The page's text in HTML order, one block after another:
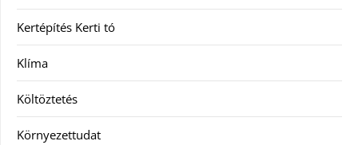
Kertépítés Kerti tó
Klíma
Költöztetés
Környezettudat